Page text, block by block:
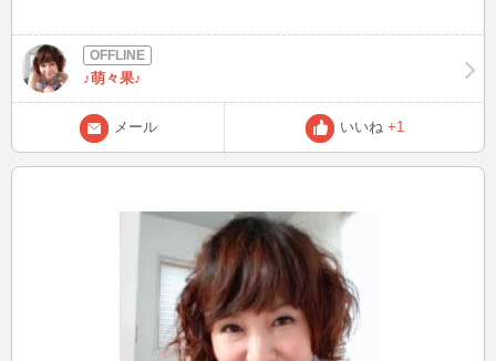
♪萌々果♪
メール いいね +1